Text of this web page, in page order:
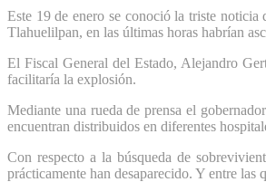
Este 19 de enero se conoció la triste
Tlahuelilpan, en las últimas horas habrían
El Fiscal General del Estado, Alejandro
facilitaría la explosión.
Mediante una rueda de prensa el
encuentran distribuidos en diferentes
Con respecto a la búsqueda de
prácticamente han desaparecido. Y entre las